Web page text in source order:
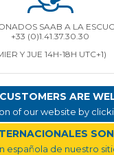
SAAB A LA
+33 (0)1.41.37.30.30
Y JUE 14H-18H UTC+1)
ARE
of our website by
española de nuestro